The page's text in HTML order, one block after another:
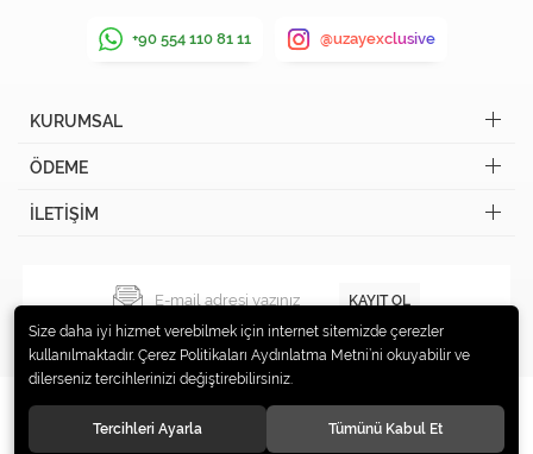
+90 554 110 81 11 @uzayexclusive
KURUMSAL
ÖDEME
İLETİŞİM
KAYIT OL
Size daha iyi hizmet verebilmek için internet sitemizde çerezler
kullanılmaktadır. Çerez Politikaları Aydınlatma Metni’ni okuyabilir ve
dilerseniz tercihlerinizi değiştirebilirsiniz.
Tercihleri Ayarla Tümünü Kabul Et